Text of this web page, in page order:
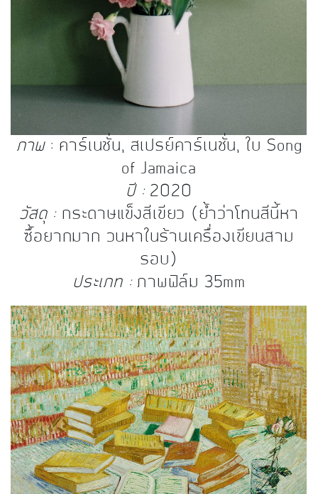
ภาพ : คาร์เนชั่น, สเปรย์คาร์เนชั่น, ใบ Song
of Jamaica
ปี :2020
วัสดุ :กระดาษแข็งสีเขียว (ย้ำว่าโทนสีนี้หา
ซื้อยากมาก วนหาในร้านเครื่องเขียนสาม
รอบ)
ประเภท :ภาพฟิล์ม 35mm